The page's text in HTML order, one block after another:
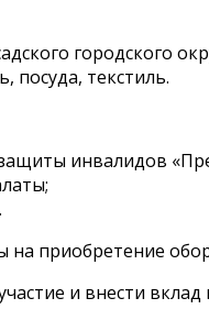
городского
посуда, текстиль.
инвалидов
на приобретение
и внести вклад